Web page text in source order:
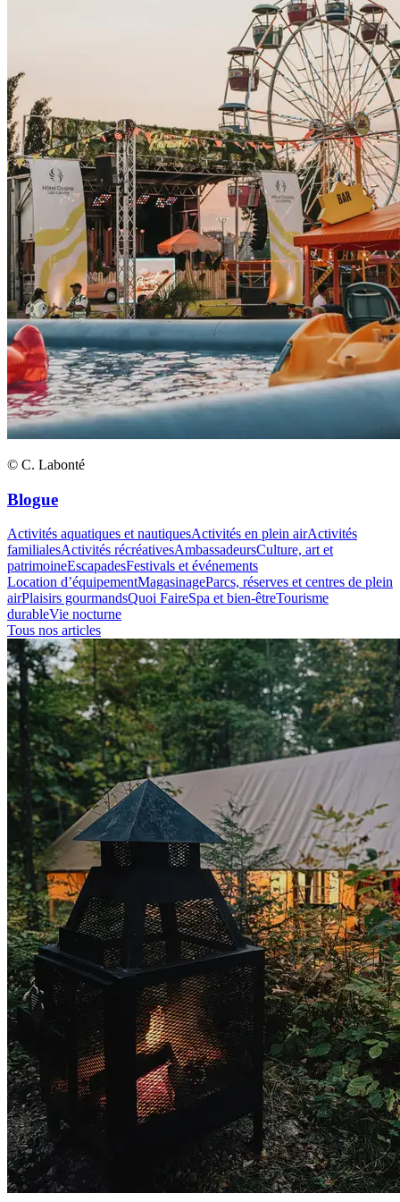
© C. Labonté
Blogue
Activités aquatiques et nautiquesActivités en plein airActivités
familialesActivités récréativesAmbassadeursCulture, art et
patrimoineEscapadesFestivals et événements
Location d’équipementMagasinageParcs, réserves et centres de plein
airPlaisirs gourmandsQuoi FaireSpa et bien-êtreTourisme
durableVie nocturne
Tous nos articles